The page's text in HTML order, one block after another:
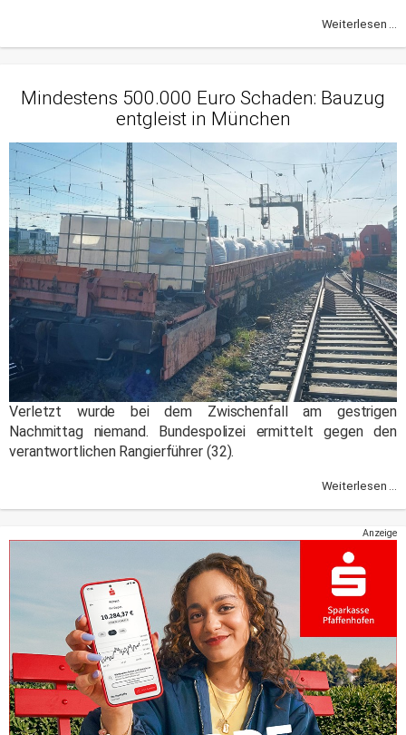
Weiterlesen ...
Mindestens 500.000 Euro Schaden: Bauzug
entgleist in München
Verletzt wurde bei dem Zwischenfall am gestrigen
Nachmittag niemand. Bundespolizei ermittelt gegen den
verantwortlichen Rangierführer (32).
Weiterlesen ...
Anzeige